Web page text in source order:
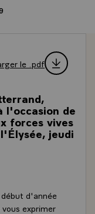
le .pdf
l'occasion de
forces vives
jeudi
début d'année
exprimer